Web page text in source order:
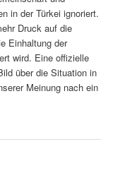
in der Türkei ignoriert.
Druck auf die
Einhaltung der
wird. Eine offizielle
über die Situation in
Meinung nach ein